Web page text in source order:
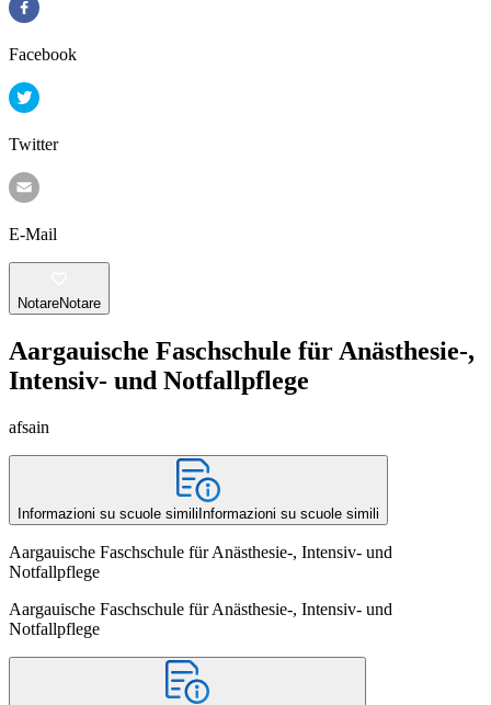
Facebook
Twitter
E-Mail
NotareNotare
Aargauische Faschschule für Anästhesie-,
Intensiv- und Notfallpflege
afsain
Informazioni su scuole simili Informazioni su scuole simili
Aargauische Faschschule für Anästhesie-, Intensiv- und
Notfallpflege
Aargauische Faschschule für Anästhesie-, Intensiv- und
Notfallpflege